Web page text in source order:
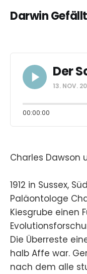
Darwin
Der
13. NOV.
00:00:00
Charles Dawson
1912 in Sussex,
Paläontologe
Kiesgrube einen
Die Überreste
halb Affe war.
nach dem alle